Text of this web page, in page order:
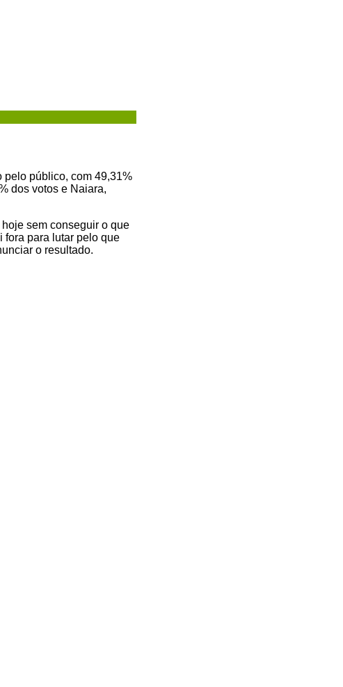
pelo público, com 49,31%
dos votos e Naiara,
hoje sem conseguir o que
fora para lutar pelo que
o resultado.